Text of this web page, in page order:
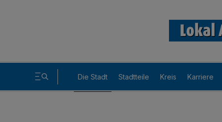
Die Stadt Stadtteile Kreis Karriere